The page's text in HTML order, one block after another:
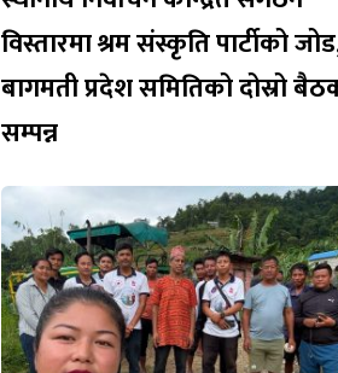
विस्तारमा श्रम संस्कृति पार्टीको
बागमती प्रदेश समितिको दोस्रो
सम्पन्न